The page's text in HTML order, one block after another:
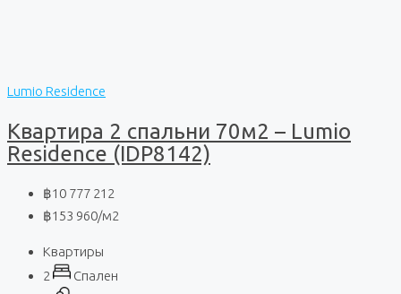
Lumio Residence
Квартира 2 спальни 70м2 – Lumio
Residence (IDP8142)
฿10 777 212
฿153 960/м2
Квартиры
2
Спален